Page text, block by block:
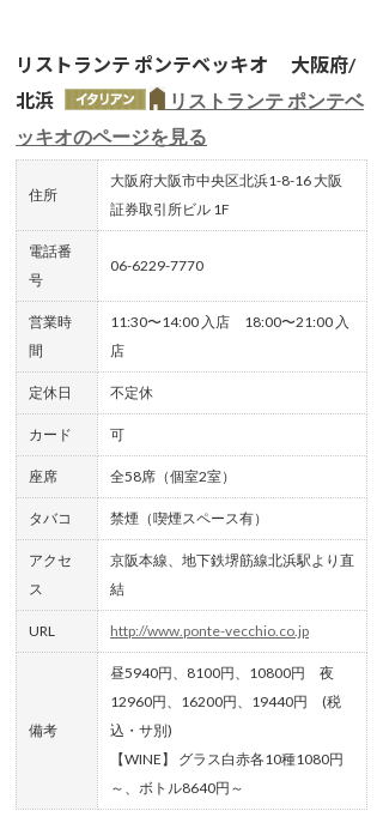
リストランテ ポンテベッキオ 大阪府/
北浜
リストランテ ポンテベ
ッキオのページを見る
住所
大阪府大阪市中央区北浜1-8-16 大阪
証券取引所ビル 1F
電話番
号
06-6229-7770
営業時
間
11:30〜14:00 入店 18:00〜21:00 入
店
定休日 不定休
カード 可
座席 全58席（個室2室）
タバコ 禁煙（喫煙スペース有）
アクセ
ス
京阪本線、地下鉄堺筋線北浜駅より直
結
URL http://www.ponte-vecchio.co.jp
備考
昼5940円、8100円、10800円 夜
12960円、16200円、19440円 (税
込・サ別)
【WINE】 グラス白赤各10種1080円
～、ボトル8640円～